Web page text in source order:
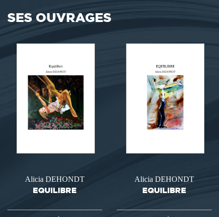
SES OUVRAGES
Alicia DEHONDT
EQUILIBRE
Alicia DEHONDT
EQUILIBRE